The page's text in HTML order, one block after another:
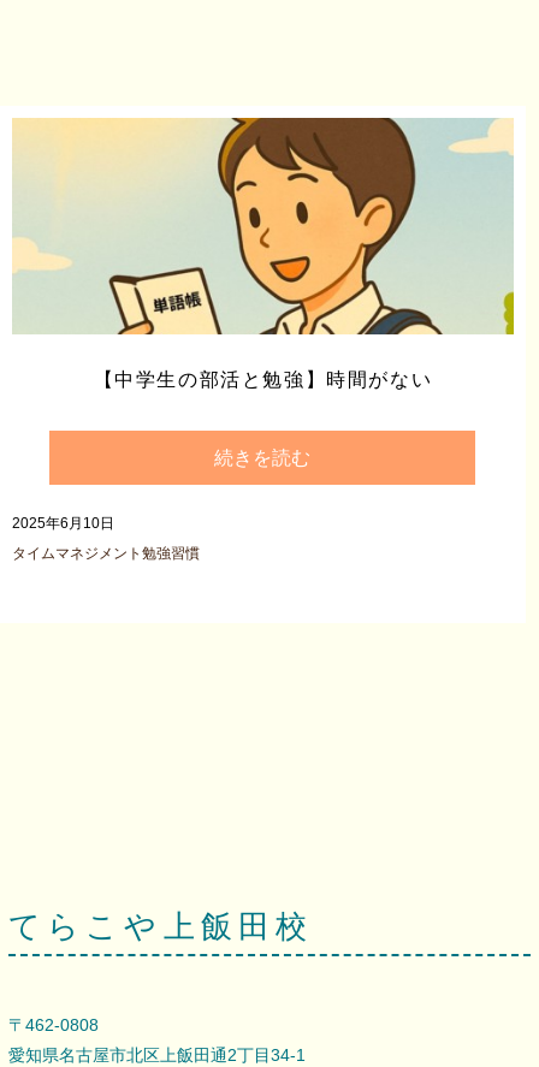
【中学生の部活と勉強】時間がない
続きを読む
2025年6月10日
タイムマネジメント 勉強習慣
てらこや上飯田校
〒462-0808
愛知県名古屋市北区上飯田通2丁目34-1